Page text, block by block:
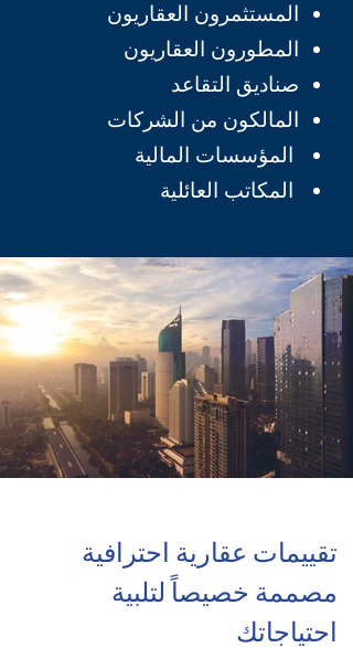
المستثمرون العقاريون
المطورون العقاريون
صناديق التقاعد
المالكون من الشركات
المؤسسات المالية
المكاتب العائلية
تقييمات عقارية احترافية
مصممة خصيصاً لتلبية
احتياجاتك